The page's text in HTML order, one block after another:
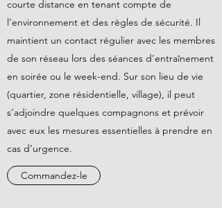
courte distance en tenant compte de
l’environnement et des règles de sécurité. Il
maintient un contact régulier avec les membres
de son réseau lors des séances d’entraînement
en soirée ou le week-end. Sur son lieu de vie
(quartier, zone résidentielle, village), il peut
s’adjoindre quelques compagnons et prévoir
avec eux les mesures essentielles à prendre en
cas d’urgence.
Commandez-le